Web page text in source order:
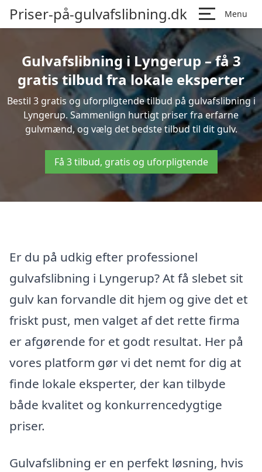
Priser-på-gulvafslibning.dk Menu
Gulvafslibning i Lyngerup – få 3
gratis tilbud fra lokale eksperter
Bestil 3 gratis og uforpligtende tilbud på gulvafslibning i
Lyngerup. Sammenlign hurtigt priser fra erfarne
gulvmænd, og vælg det bedste tilbud til dit gulv.
Få 3 tilbud, gratis og uforpligtende
Er du på udkig efter professionel
gulvafslibning i Lyngerup? At få slebet sit
gulv kan forvandle dit hjem og give det et
friskt pust, men valget af det rette firma
er afgørende for et godt resultat. Her på
vores platform gør vi det nemt for dig at
finde lokale eksperter, der kan tilbyde
både kvalitet og konkurrencedygtige
priser.
Gulvafslibning er en perfekt løsning, hvis